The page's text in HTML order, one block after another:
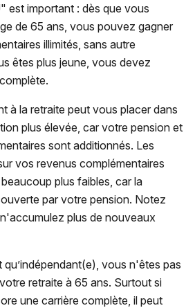
est important : dès que vous
de 65 ans, vous pouvez gagner
illimités, sans autre
êtes plus jeune, vous devez
à la retraite peut vous placer dans
plus élevée, car votre pension et
sont additionnés. Les
vos revenus complémentaires
plus faibles, car la
par votre pension. Notez
plus de nouveaux
qu’indépendant(e), vous n'êtes pas
retraite à 65 ans. Surtout si
une carrière complète, il peut